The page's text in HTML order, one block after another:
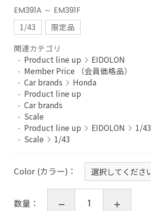
EM391A ～ EM391F
1/43
限定品
関連カテゴリ
Product line up
EIDOLON
Member Price （会員価格品）
Car brands
Honda
Product line up
Car brands
Scale
Product line up
EIDOLON
1/43
Scale
1/43
Color (カラー)
数量：